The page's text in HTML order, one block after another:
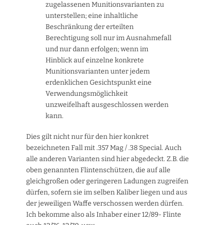
zugelassenen Munitionsvarianten zu
unterstellen; eine inhaltliche
Beschränkung der erteilten
Berechtigung soll nur im Ausnahmefall
und nur dann erfolgen; wenn im
Hinblick auf einzelne konkrete
Munitionsvarianten unter jedem
erdenklichen Gesichtspunkt eine
Verwendungsmöglichkeit
unzweifelhaft ausgeschlossen werden
kann.
Dies gilt nicht nur für den hier konkret
bezeichneten Fall mit .357 Mag / .38 Special. Auch
alle anderen Varianten sind hier abgedeckt. Z.B. die
oben genannten Flintenschützen, die auf alle
gleichgroßen oder geringeren Ladungen zugreifen
dürfen, sofern sie im selben Kaliber liegen und aus
der jeweiligen Waffe verschossen werden dürfen.
Ich bekomme also als Inhaber einer 12/89- Flinte